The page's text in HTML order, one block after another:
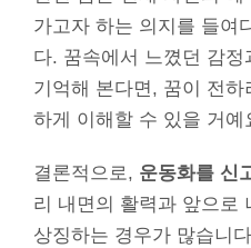
가고자 하는 의지를 들여
다. 꿈속에서 느꼈던 감
기억해 본다면, 꿈이 전
하게 이해할 수 있을 거예
결론적으로, 운동화를 신
리 내면의 활력과 앞으로
상징하는 경우가 많습니